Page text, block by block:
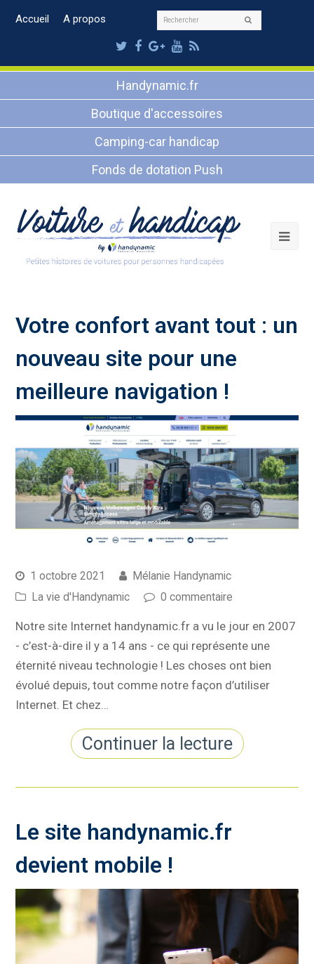
Accueil A propos Rechercher
Twitter
Facebook
Google
Plus
Youtube
RSS
Handynamic.fr
Boutique d'accessoires
Camping-car handicap
Fonds de dotation Push
Votre confort avant tout : un
nouveau site pour une
meilleure navigation !
1 octobre 2021
Mélanie Handynamic
La vie d'Handynamic
0 commentaire
Notre site Internet handynamic.fr a vu le jour en 2007
- c’est-à-dire il y a 14 ans - ce qui représente une
éternité niveau technologie ! Les choses ont bien
évolué depuis, tout comme notre façon d’utiliser
Internet. Et chez…
Continuer la lecture
Le site handynamic.fr
devient mobile !